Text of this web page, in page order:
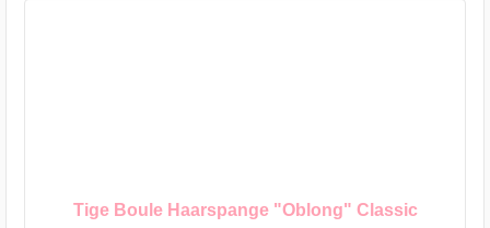
Tige Boule Haarspange "Oblong" Classic